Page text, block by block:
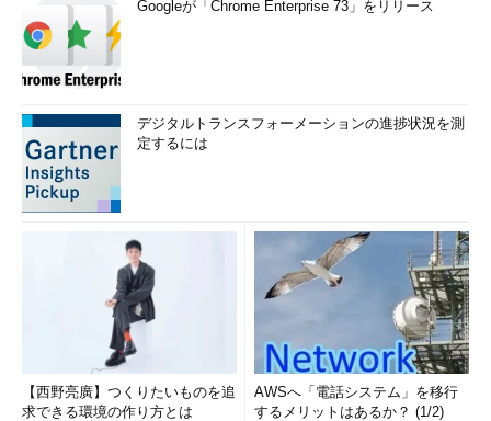
Googleが「Chrome Enterprise 73」をリリース
デジタルトランスフォーメーションの進捗状況を測
定するには
【西野亮廣】つくりたいものを追
求できる環境の作り方とは
AWSへ「電話システム」を移行
するメリットはあるか？ (1/2)